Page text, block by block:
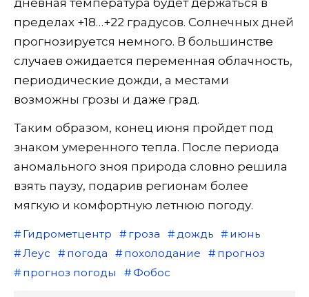
пределах +18…+22 градусов. Солнечных дней
прогнозируется немного. В большинстве
случаев ожидается переменная облачность,
периодические дожди, а местами
возможны грозы и даже град.
Таким образом, конец июня пройдет под
знаком умеренного тепла. После периода
аномального зноя природа словно решила
взять паузу, подарив регионам более
мягкую и комфортную летнюю погоду.
Гидрометцентр гроза дождь
июнь
Леус
погода похолодание
прогноз
прогноз погоды
Фобос